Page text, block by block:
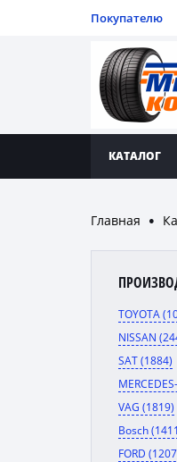
Покупателю
КАТАЛОГ
Главная ●
TOYOTA
NISSAN
SAT (1884)
VAG (1819)
Bosch
FORD